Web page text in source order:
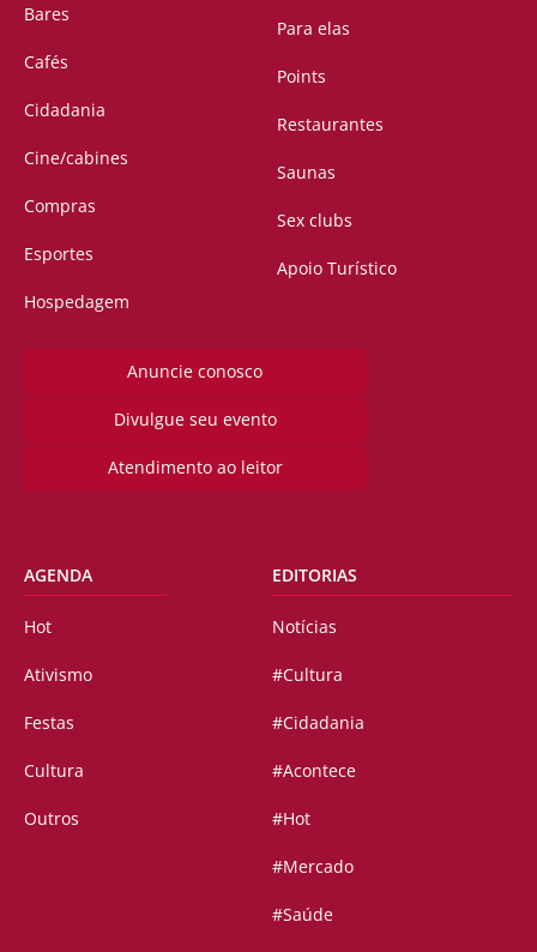
Bares
Cafés
Cidadania
Cine/cabines
Compras
Esportes
Hospedagem
Para elas
Points
Restaurantes
Saunas
Sex clubs
Apoio Turístico
Anuncie conosco
Divulgue seu evento
Atendimento ao leitor
AGENDA
Hot
Ativismo
Festas
Cultura
Outros
EDITORIAS
Notícias
#Cultura
#Cidadania
#Acontece
#Hot
#Mercado
#Saúde